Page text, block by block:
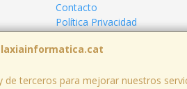
de terceros para mejorar nuestros
Contacto
Política Privacidad